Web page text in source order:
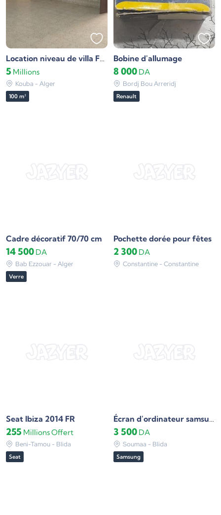
Location niveau de villa F4 Alger Kouba
5 Millions
Kouba - Alger
100 m²
Bobine d'allumage
8 000 DA
Bordj Bou Arreridj
Renault
Cadre décoratif 70/70 cm
14 500 DA
Bab Ezzouar - Alger
Verre
Pochette dorée pour fêtes
2 300 DA
Constantine - Constantine
Seat Ibiza 2014 FR
255 MillionsOffert
Beni-Tamou - Blida
Seat
Écran d'ordinateur samsung FHD 60Hz
3 500 DA
Soumaa - Blida
Samsung